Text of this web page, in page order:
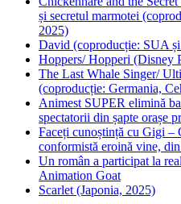
și secretul marmotei
2025)
David (coproducție: SUA
Hoppers/ Hopperi (Disney
The Last Whale Singer/
(coproducție: Germania,
Animest SUPER elimină
spectatorii din șapte orașe
Faceți cunoștință cu Gigi –
conformistă eroină vine,
Un român a participat la
Animation Goat
Scarlet (Japonia, 2025)